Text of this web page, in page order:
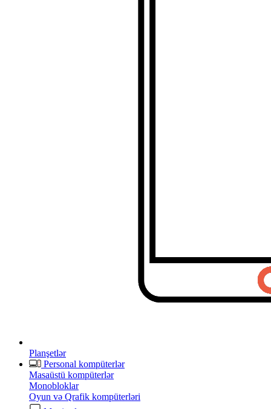
Planşetlər
Personal kompüterlər
Masaüstü kompüterlər
Monobloklar
Oyun və Qrafik kompüterləri